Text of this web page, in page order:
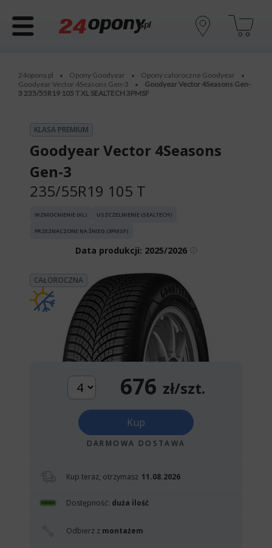
24opony.pl • Opony Goodyear • Opony całoroczne Goodyear •
Goodyear Vector 4Seasons Gen-3 •
Goodyear Vector 4Seasons Gen-
3 235/55R19 105 T XL SEALTECH 3PMSF
KLASA PREMIUM
Goodyear Vector 4Seasons
Gen-3
235/55R19 105 T
WZMOCNIENIE (XL) USZCZELNIENIE (SEALTECH)
PRZEZNACZONE NA ŚNIEG (3PMSF)
Data produkcji: 2025/2026
CAŁOROCZNA
676 zł/szt.
Kup
DARMOWA DOSTAWA
Kup teraz, otrzymasz 11.08.2026
Dostępność: duża ilość
Odbierz z montażem